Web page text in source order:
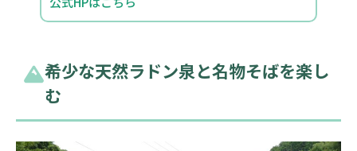
希少な天然ラドン泉と名物そばを楽し
む